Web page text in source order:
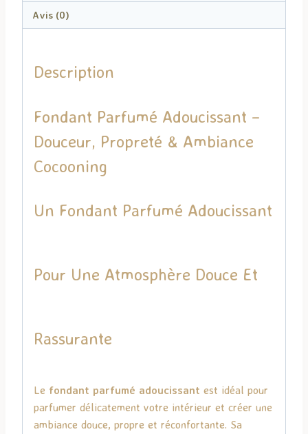
Avis (0)
Description
Fondant Parfumé Adoucissant –
Douceur, Propreté & Ambiance
Cocooning
Un Fondant Parfumé Adoucissant
Pour Une Atmosphère Douce Et
Rassurante
Le fondant parfumé adoucissant est idéal pour
parfumer délicatement votre intérieur et créer une
ambiance douce, propre et réconfortante. Sa